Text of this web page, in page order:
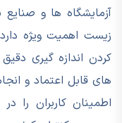
آزمایشگاه ها و صنایع
زیست اهمیت ویژه
کردن اندازه گیری
های قابل اعتماد و
اطمینان کاربران را